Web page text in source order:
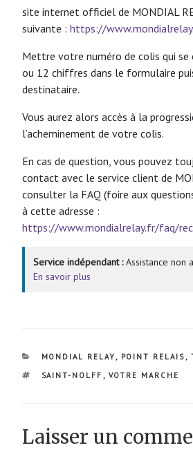
site internet officiel de MONDIAL
suivante : https://
Mettre votre numéro de colis qui se
ou 12 chiffres dans le formulaire
destinataire.
Vous aurez alors accès à la
l’acheminement de votre colis.
En cas de question, vous pouvez
contact avec le service client de
consulter la FAQ (foire aux
à cette adresse :
https://www.mondialrelay.fr/faq/
Service indépendant :Assistance non
En savoir plus
CATÉGORIES
MONDIAL RELAY , POINT RELAIS ,
ÉTIQUETTES
SAINT-NOLFF , VOTRE MARCHE
Laisser un